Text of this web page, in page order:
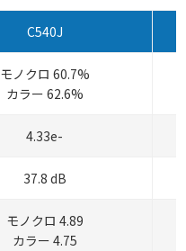
C540J
モノクロ 60.7%
カラー 62.6%
4.33e-
37.8 dB
モノクロ 4.89
カラー 4.75